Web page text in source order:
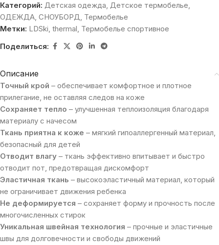
Категорий: Детская одежда, Детское термобелье,
ОДЕЖДА, СНОУБОРД, Термобелье
Метки: LDSki, thermal, Термобелье спортивное
Поделиться:
Описание
Точный крой – обеспечивает комфортное и плотное
прилегание, не оставляя следов на коже
Сохраняет тепло – улучшенная теплоизоляция благодаря
материалу с начесом
Ткань приятна к коже – мягкий гипоаллергенный материал,
безопасный для детей
Отводит влагу – ткань эффективно впитывает и быстро
отводит пот, предотвращая дискомфорт
Эластичная ткань – высокоэластичный материал, который
не ограничивает движения ребенка
Не деформируется – сохраняет форму и прочность после
многочисленных стирок
Уникальная швейная технология – прочные и эластичные
швы для долговечности и свободы движений